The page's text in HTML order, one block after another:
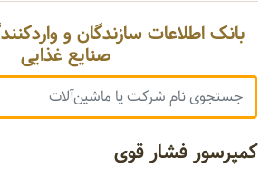
بانک اطلاعات سازندگان و
صنایع غذایی
کمپرسور فشار قوی